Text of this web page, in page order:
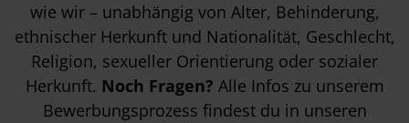
wie wir – unabhängig von Alter, Behinderung,
ethnischer Herkunft und Nationalität, Geschlecht,
Religion, sexueller Orientierung oder sozialer
Herkunft. Noch Fragen? Alle Infos zu unserem
Bewerbungsprozess findest du in unseren